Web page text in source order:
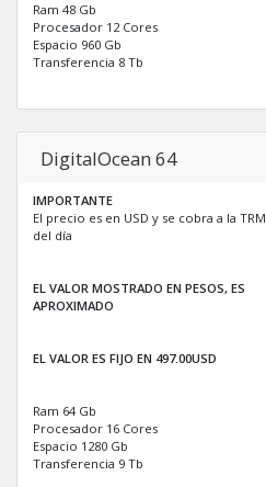
Ram 48 Gb
Procesador 12 Cores
Espacio 960 Gb
Transferencia 8 Tb
DigitalOcean 64
IMPORTANTE
El precio es en USD y se cobra a la TRM
del día
EL VALOR MOSTRADO EN PESOS, ES
APROXIMADO
EL VALOR ES FIJO EN 497.00USD
Ram 64 Gb
Procesador 16 Cores
Espacio 1280 Gb
Transferencia 9 Tb